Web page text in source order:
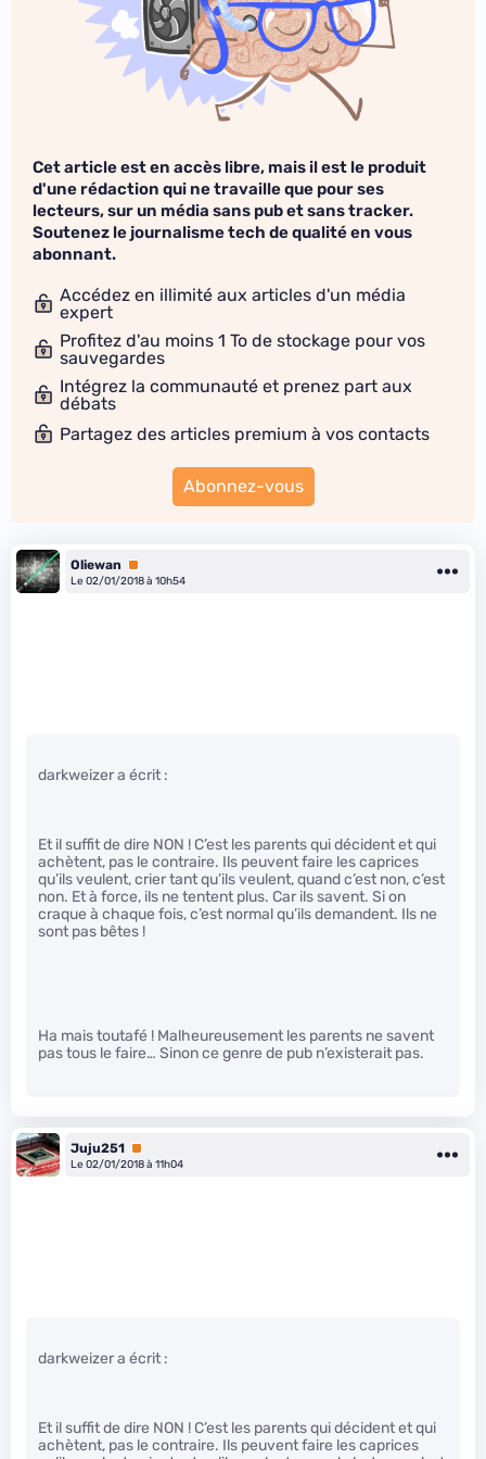
Cet article est en accès libre, mais il est le produit
d'une rédaction qui ne travaille que pour ses
lecteurs, sur un média sans pub et sans tracker.
Soutenez le journalisme tech de qualité en vous
abonnant.
Accédez en illimité aux articles d'un média
expert
Profitez d'au moins 1 To de stockage pour vos
sauvegardes
Intégrez la communauté et prenez part aux
débats
Partagez des articles premium à vos contacts
Abonnez-vous
Oliewan
Premium
Le 02/01/2018 à 10h54
darkweizer a écrit :
Et il suffit de dire NON ! C’est les parents qui décident et qui
achètent, pas le contraire. Ils peuvent faire les caprices
qu’ils veulent, crier tant qu’ils veulent, quand c’est non, c’est
non. Et à force, ils ne tentent plus. Car ils savent. Si on
craque à chaque fois, c’est normal qu’ils demandent. Ils ne
sont pas bêtes !
Ha mais toutafé ! Malheureusement les parents ne savent
pas tous le faire… Sinon ce genre de pub n’existerait pas.
Juju251 Premium
Le 02/01/2018 à 11h04
darkweizer a écrit :
Et il suffit de dire NON ! C’est les parents qui décident et qui
achètent, pas le contraire. Ils peuvent faire les caprices